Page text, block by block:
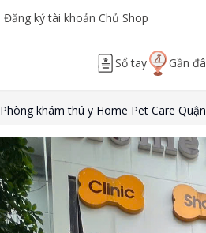
Đăng ký tài khoản Chủ Shop
Sổ tay Gần
Phòng khám thú y Home Pet Care